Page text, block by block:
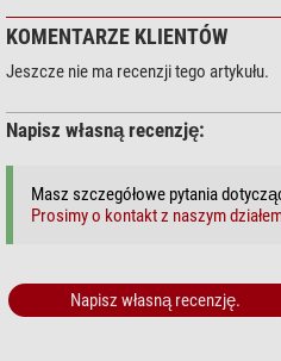
KOMENTARZE KLIENTÓW
Jeszcze nie ma recenzji tego artykułu.
Napisz własną recenzję:
Masz szczegółowe pytania
Prosimy o kontakt z naszym
Napisz własną recenzję.